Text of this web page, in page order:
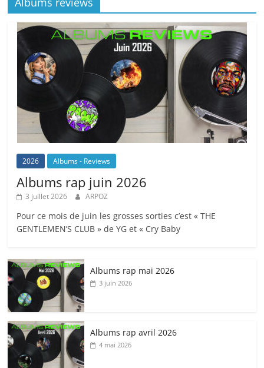
2026 Albums - Reviews
Albums rap juin 2026
3 juillet 2026 ARPOZ
Pour ce mois de juin les grosses sorties c’est « THE
GENTLEMEN’S CLUB » de YG et « Cry Baby
Albums rap mai 2026
3 juin 2026
Albums rap avril 2026
4 mai 2026